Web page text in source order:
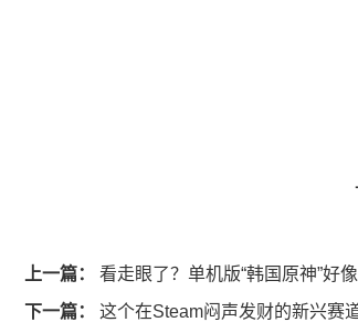
上一篇： 看走眼了？单机版“韩国原神”好
下一篇： 这个在Steam闷声发财的新兴赛